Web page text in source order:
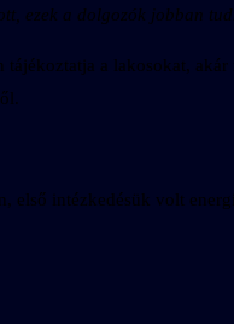
ezek a dolgozók jobban
tájékoztatja a lakosokat,
első intézkedésük volt